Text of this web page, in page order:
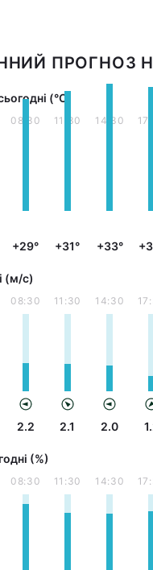
ПРОГНОЗ
(°С)
08:30
+29°
11:30
+31°
14:30
+33°
(м/с)
08:30
2.2
11:30
2.1
14:30
2.0
(%)
08:30 11:30 14:30